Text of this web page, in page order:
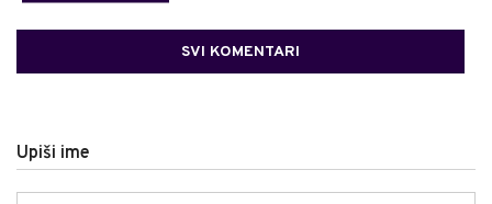
SVI KOMENTARI
Upiši ime